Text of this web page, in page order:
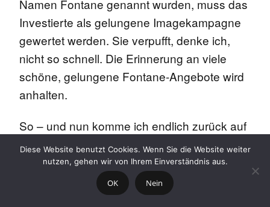
Namen Fontane genannt wurden, muss das
Investierte als gelungene Imagekampagne
gewertet werden. Sie verpufft, denke ich,
nicht so schnell. Die Erinnerung an viele
schöne, gelungene Fontane-Angebote wird
anhalten.
So – und nun komme ich endlich zurück auf
Ihre Frage: was soll fortgesetzt werden,
welche Veranstaltungen, welche Initiativen?
Sie ist nicht leicht zu beantworten.
Ausstellung in Neuruppin –
Diese Website benutzt Cookies. Wenn Sie die Website weiter
nutzen, gehen wir von Ihrem Einverständnis aus.
OK Nein